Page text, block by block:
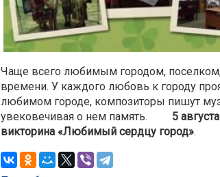
Чаще всего любимым городом, поселком,
времени. У каждого любовь к городу
любимом городе, композиторы пишут
увековечивая о нем память. 5 августа
викторина «Любимый сердцу город».